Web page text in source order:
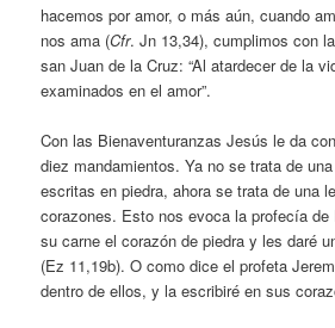
hacemos por amor, o más aún, cuando
nos ama (Cfr. Jn 13,34), cumplimos con
san Juan de la Cruz: “Al atardecer de la
examinados en el amor”.
Con las Bienaventuranzas Jesús le da
diez mandamientos. Ya no se trata de
escritas en piedra, ahora se trata de una
corazones. Esto nos evoca la profecía de
su carne el corazón de piedra y les daré
(Ez 11,19b). O como dice el profeta
dentro de ellos, y la escribiré en sus